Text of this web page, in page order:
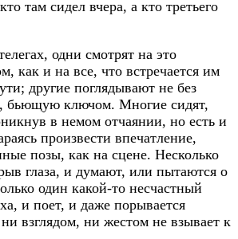
там сидел вчера, а кто третьего
одни смотрят на это
как и на все, что встречается им
другие поглядывают не без
бьющую ключом. Многие сидят,
в немом отчаянии, но есть и
произвести впечатление,
позы, как на сцене. Несколько
глаза, и думают, или пытаются о
один какой-то несчастный
и поет, и даже порывается
взглядом, ни жестом не взывает к